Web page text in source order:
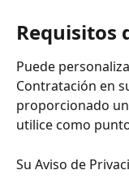
Requisitos
Puede
Contratación en
proporcionado
utilice como
Su Aviso de